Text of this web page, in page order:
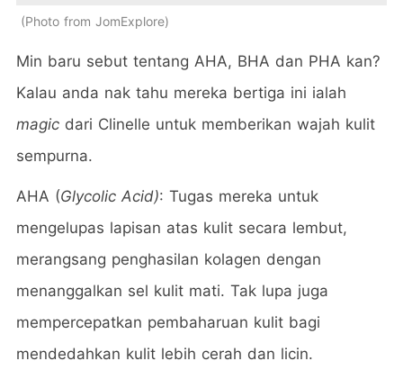
Photo from JomExplore
Min baru sebut tentang AHA, BHA dan PHA kan?
Kalau anda nak tahu mereka bertiga ini ialah
magic dari Clinelle untuk memberikan wajah kulit
sempurna.
AHA (Glycolic Acid): Tugas mereka untuk
mengelupas lapisan atas kulit secara lembut,
merangsang penghasilan kolagen dengan
menanggalkan sel kulit mati. Tak lupa juga
mempercepatkan pembaharuan kulit bagi
mendedahkan kulit lebih cerah dan licin.